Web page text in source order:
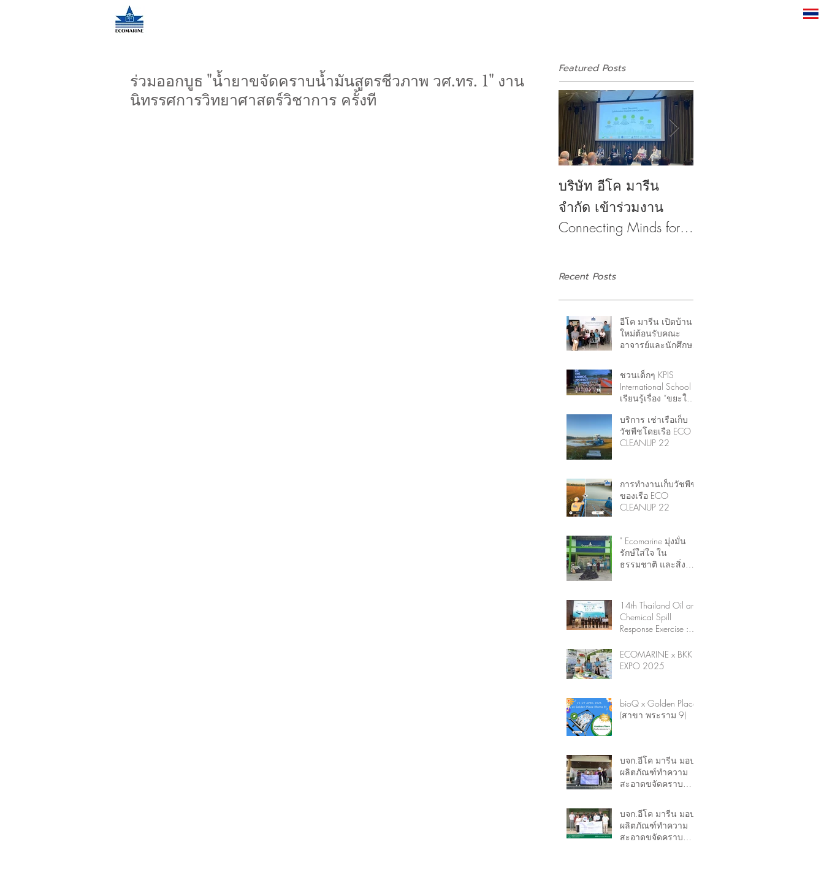
ร่วมออกบูธ "น้ำยาขจัดคราบน้ำมันสูตรชีวภาพ วศ.ทร. 1" งาน
นิทรรศการวิทยาศาสตร์วิชาการ ครั้งที
Featured Posts
บริษัท อีโค มารีน
จำกัด เข้าร่วมงาน
Connecting Minds for
Recent Posts
อีโค มารีน เปิดบ้าน
ใหม่ต้อนรับคณะ
อาจารย์และนักศึกษา
ทรัพยากรทางน้ำ
จุฬาฯ
ชวนเด็กๆ KPIS
International School
เรียนรู้เรื่อง “ขยะใน
ชวา” เพื่อการ
ตระหนักรู้ (Self-
awareness)
บริการ เช่าเรือเก็บ
วัชพืชโดยเรือ ECO
CLEANUP 22
การทำงานเก็บวัชพืช
ของเรือ ECO
CLEANUP 22
" Ecomarine มุ่งมั่น
รักษ์ใส่ใจ ใน
ธรรมชาติ และสิ่ง
Cleanup ร่วมมือแก้ไข
ปัญหาขยะทะเลระดับ
ประเทศ
14th Thailand Oil and
Chemical Spill
Response Exercise :
ECOMARINE x BKK
EXPO 2025
bioQ x Golden Place
(สาขา พระราม 9)
บจก.อีโค มารีน มอบ
ผลิตภัณฑ์ทำความ
สะอาดขจัดคราบ
กับเทศบาลตำบล
แหลมฟ้าผ่า
บจก.อีโค มารีน มอบ
ผลิตภัณฑ์ทำความ
สะอาดขจัดคราบ